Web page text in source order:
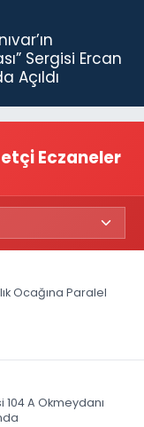
Sergisi Ercan
Açıldı
Eczaneler
Ocağına Paralel
A Okmeydanı